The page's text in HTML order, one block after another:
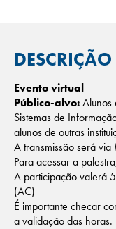
DESCRIÇÃO
Evento virtual
Público-alvo:Alunos
Sistemas de
alunos de outras
A transmissão será via
Para acessar a
A participação valerá
(AC)
É importante checar
a validação das horas.